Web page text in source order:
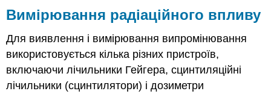
Вимірювання радіаційного впливу
Для виявлення і вимірювання випромінювання
використовується кілька різних пристроїв,
включаючи лічильники Гейгера, сцинтиляційні
лічильники (сцинтилятори) і дозиметри